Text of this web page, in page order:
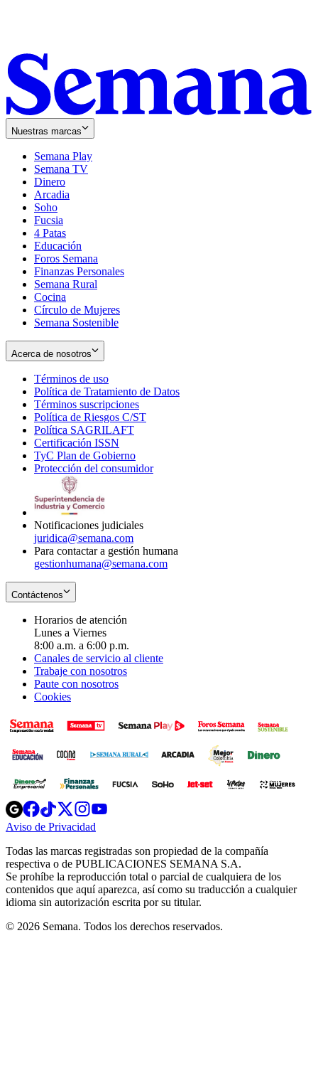
Nuestras marcas
Semana Play
Semana TV
Dinero
Arcadia
Soho
in
new
window
Fucsia
in
new
window
4 Patas
Educación
Foros Semana
Finanzas Personales
Semana Rural
Cocina
Círculo de Mujeres
Semana Sostenible
Acerca de nosotros
Términos de uso
in
new
window
Política de Tratamiento de Datos
Términos suscripciones
in
Política de Riesgos C/ST
Política SAGRILAFT
new
window
Certificación ISSN
in
new
TyC Plan de Gobierno
in
Protección del consumidorOpens
Notificaciones judiciales
juridica@semana.com
Para contactar a gestión humana
gestionhumana@semana.com
Contáctenos
Horarios de atención
Lunes a Viernes
8:00 a.m. a 6:00 p.m.
Canales de servicio al cliente
Trabaje con nosotros
Paute con nosotros
Cookies
Opens
in
new
Opens
in
new
Opens
in
new
window
Opens
new
windowwindow
Aviso de Privacidad
new
window
Todas las marcas registradas son propiedad de la compañía
respectiva o de PUBLICACIONES SEMANA S.A.
Se prohíbe la reproducción total o parcial de cualquiera de los
contenidos que aquí aparezca, así como su traducción a cualquier
idioma sin autorización escrita por su titular.
© 2026 Semana. Todos los derechos reservados.